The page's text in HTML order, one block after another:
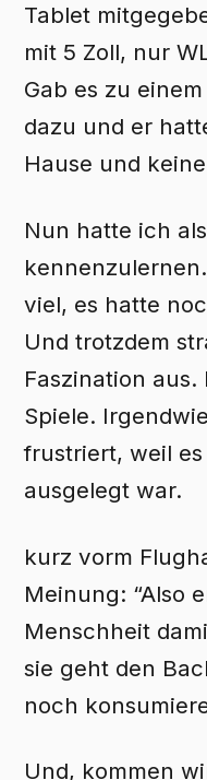
Tablet
mit 5 Zoll, nur
Gab es zu
dazu und er
Hause und
Nun hatte ich
viel, es hatte
Und trotzdem
Faszination aus.
Spiele.
frustriert, weil
ausgelegt war.
kurz vorm
Meinung: “Also
Menschheit
sie geht den
noch
Und, kommen